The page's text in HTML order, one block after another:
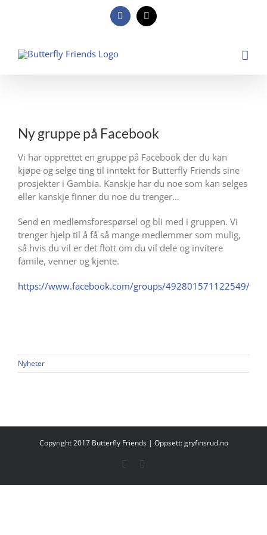
Facebook
E-
post
Larger
Image
Ny gruppe på Facebook
Vi har opprettet en gruppe på Facebook der du kan
kjøpe og selge ting til inntekt for Butterfly Friends sine
prosjekter i Gambia. Kanskje har du noe som kan selges
eller kanskje finner du noe du trenger…
Send en medlemsforespørsel og bli med i gruppen. Vi
trenger hjelp til å få så mange medlemmer som mulig,
så hvis du vil er det flott om du vil dele og invitere
famile, venner og kjente.
https://www.facebook.com/groups/492801571122549/
Nyheter
Copyright 2017 Butterfly Friends | Oppsett:gryfinsrud.no
Facebook